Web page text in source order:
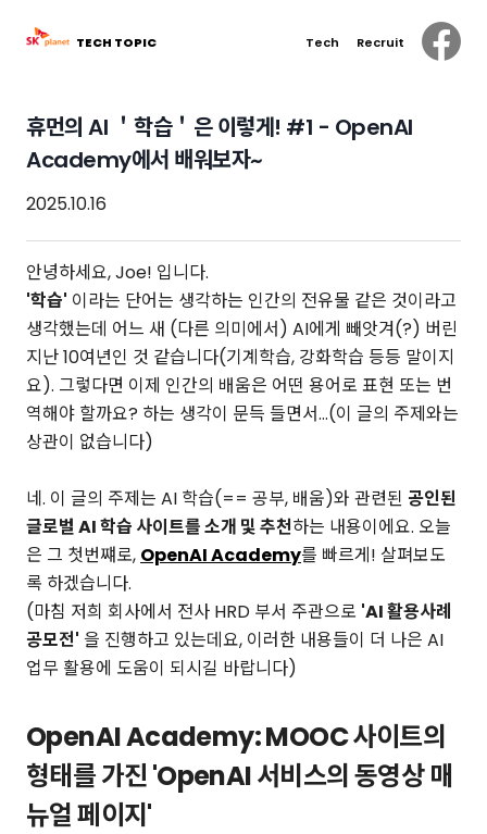
TECH TOPIC Tech Recruit
휴먼의 AI ＇학습＇은 이렇게! #1 - OpenAI
Academy에서 배워보자~
2025.10.16
안녕하세요, Joe! 입니다.
'학습' 이라는 단어는 생각하는 인간의 전유물 같은 것이라고
생각했는데 어느 새 (다른 의미에서) AI에게 빼앗겨(?) 버린
지난 10여년인 것 같습니다(기계학습, 강화학습 등등 말이지
요). 그렇다면 이제 인간의 배움은 어떤 용어로 표현 또는 번
역해야 할까요? 하는 생각이 문득 들면서...(이 글의 주제와는
상관이 없습니다)
네. 이 글의 주제는 AI 학습(== 공부, 배움)와 관련된 공인된
글로벌 AI 학습 사이트를 소개 및 추천하는 내용이에요. 오늘
은 그 첫번쨰로, OpenAI Academy를 빠르게! 살펴보도
록 하겠습니다.
(마침 저희 회사에서 전사 HRD 부서 주관으로 'AI 활용사례
공모전' 을 진행하고 있는데요, 이러한 내용들이 더 나은 AI
업무 활용에 도움이 되시길 바랍니다)
OpenAI Academy: MOOC 사이트의
형태를 가진 'OpenAI 서비스의 동영상 매
뉴얼 페이지'